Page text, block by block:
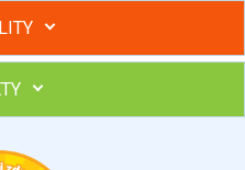
v kurzech STOBu
si odborníka STOBu ve